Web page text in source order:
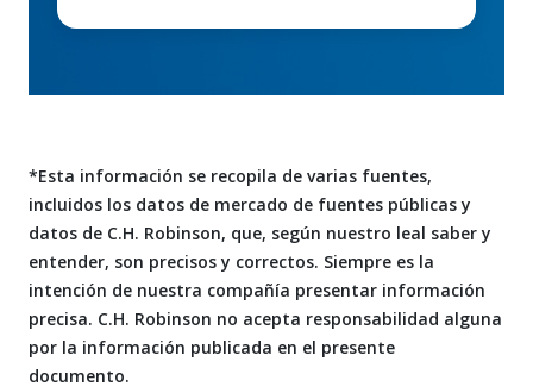
*Esta información se recopila de varias fuentes,
incluidos los datos de mercado de fuentes públicas y
datos de C.H. Robinson, que, según nuestro leal saber y
entender, son precisos y correctos. Siempre es la
intención de nuestra compañía presentar información
precisa. C.H. Robinson no acepta responsabilidad alguna
por la información publicada en el presente
documento.